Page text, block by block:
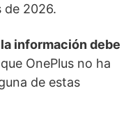
de 2026.
información debe
OnePlus no ha
de estas